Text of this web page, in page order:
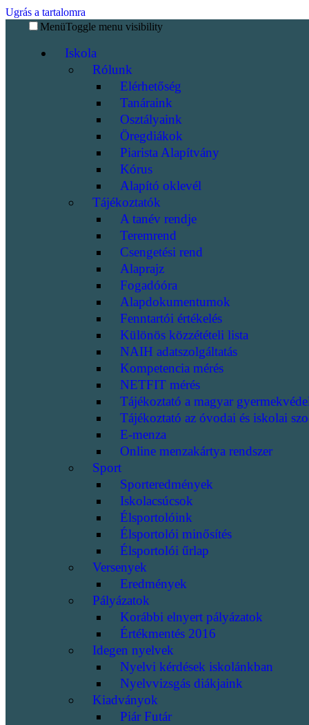
Ugrás a tartalomra
MenüToggle menu visibility
Iskola
Rólunk
Elérhetőség
Tanáraink
Osztályaink
Öregdiákok
Piarista Alapítvány
Kórus
Alapító oklevél
Tájékoztatók
A tanév rendje
Teremrend
Csengetési rend
Alaprajz
Fogadóóra
Alapdokumentumok
Fenntartói értékelés
Különös közzétételi lista
NAIH adatszolgáltatás
Kompetencia mérés
NETFIT mérés
Tájékoztató a magyar
Tájékoztató az óvodai és iskolai
E-menza
Online menzakártya rendszer
Sport
Sporteredmények
Iskolacsúcsok
Élsportolóink
Élsportolói minősítés
Élsportolói űrlap
Versenyek
Eredmények
Pályázatok
Korábbi elnyert pályázatok
Értékmentés 2016
Idegen nyelvek
Nyelvi kérdések iskolánkban
Nyelvvizsgás diákjaink
Kiadványok
Piár Futár